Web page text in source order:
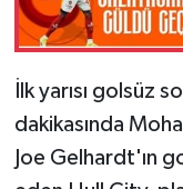
İlk yarısı golsüz
dakikasında
Joe Gelhardt'ın